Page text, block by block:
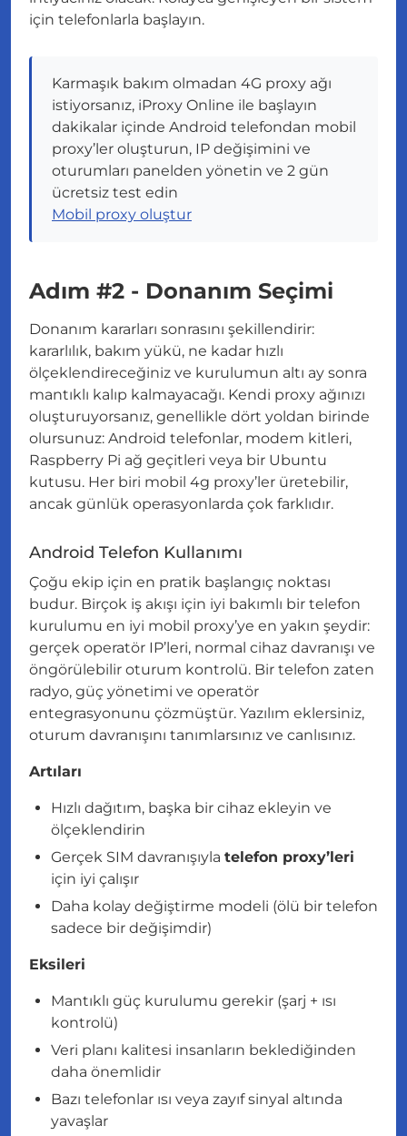
için telefonlarla başlayın.
Karmaşık bakım olmadan 4G proxy ağı
istiyorsanız, iProxy Online ile başlayın
dakikalar içinde Android telefondan mobil
proxy’ler oluşturun, IP değişimini ve
oturumları panelden yönetin ve 2 gün
ücretsiz test edin
Mobil proxy oluştur
Adım #2 - Donanım Seçimi
Donanım kararları sonrasını şekillendirir:
kararlılık, bakım yükü, ne kadar hızlı
ölçeklendireceğiniz ve kurulumun altı ay sonra
mantıklı kalıp kalmayacağı. Kendi proxy ağınızı
oluşturuyorsanız, genellikle dört yoldan birinde
olursunuz: Android telefonlar, modem kitleri,
Raspberry Pi ağ geçitleri veya bir Ubuntu
kutusu. Her biri mobil 4g proxy’ler üretebilir,
ancak günlük operasyonlarda çok farklıdır.
Android Telefon Kullanımı
Çoğu ekip için en pratik başlangıç noktası
budur. Birçok iş akışı için iyi bakımlı bir telefon
kurulumu en iyi mobil proxy’ye en yakın şeydir:
gerçek operatör IP’leri, normal cihaz davranışı ve
öngörülebilir oturum kontrolü. Bir telefon zaten
radyo, güç yönetimi ve operatör
entegrasyonunu çözmüştür. Yazılım eklersiniz,
oturum davranışını tanımlarsınız ve canlısınız.
Artıları
Hızlı dağıtım, başka bir cihaz ekleyin ve
ölçeklendirin
Gerçek SIM davranışıyla telefon proxy’leri
için iyi çalışır
Daha kolay değiştirme modeli (ölü bir telefon
sadece bir değişimdir)
Eksileri
Mantıklı güç kurulumu gerekir (şarj + ısı
kontrolü)
Veri planı kalitesi insanların beklediğinden
daha önemlidir
Bazı telefonlar ısı veya zayıf sinyal altında
yavaşlar